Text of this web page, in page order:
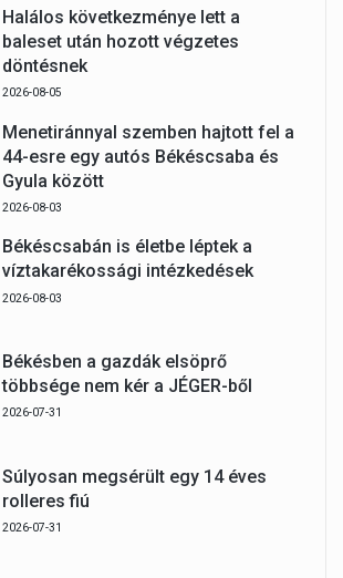
Halálos következménye lett a
baleset után hozott végzetes
döntésnek
2026-08-05
Menetiránnyal szemben hajtott fel a
44-esre egy autós Békéscsaba és
Gyula között
2026-08-03
Békéscsabán is életbe léptek a
víztakarékossági intézkedések
2026-08-03
Békésben a gazdák elsöprő
többsége nem kér a JÉGER-ből
2026-07-31
Súlyosan megsérült egy 14 éves
rolleres fiú
2026-07-31